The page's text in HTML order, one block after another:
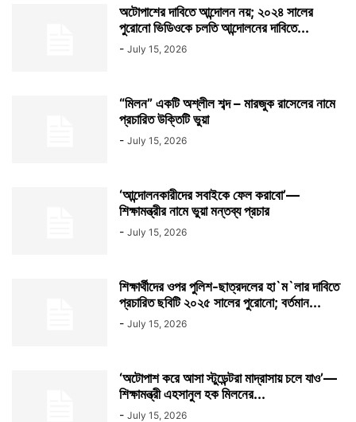
অটোপাশের দাবিতে আন্দোলন নয়; ২০২৪ সালের
পুরোনো ভিডিওকে চলতি আন্দোলনের দাবিতে...
- July 15, 2026
“মিলন” একটি অশ্লীল শব্দ – মারজুক রাসেলের নামে
প্রচারিত উক্তিটি ভুয়া
- July 15, 2026
‘আন্দোলনকারীদের সবাইকে ফেল করাবো’—
শিক্ষামন্ত্রীর নামে ভুয়া মন্তব্য প্রচার
- July 15, 2026
শিক্ষার্থীদের ওপর পুলিশ-ছাত্রদলের হা`ম`লার দাবিতে
প্রচারিত ছবিটি ২০২৫ সালের পুরোনো; বর্তমান...
- July 15, 2026
‘অটোপাশ করে আসা স্টুডেন্টরা মাদ্রাসায় চলে যাও’—
শিক্ষামন্ত্রী এহসানুল হক মিলনের...
- July 15, 2026